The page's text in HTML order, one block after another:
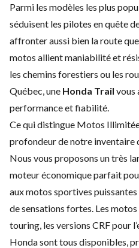
Parmi les modèles les plus
séduisent les pilotes en quête
affronter aussi bien la route
motos allient maniabilité et
les chemins forestiers ou les
Québec, une Honda Trail vous
performance et fiabilité.
Ce qui distingue Motos
profondeur de notre inventaire
Nous vous proposons un très
moteur économique parfait
aux motos sportives
de sensations fortes. Les motos
touring, les versions CRF pour
Honda sont tous disponibles,